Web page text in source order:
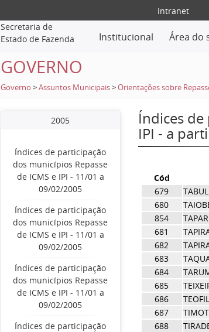
Intranet
Secretaria de
Estado de Fazenda
Institucional Área do
GOVERNO
Governo >Assuntos Municipais >Orientações sobre
2005
Índices de participação
dos municípios Repasse
de ICMS e IPI - 11/01 a
09/02/2005
Índices de participação
dos municípios Repasse
de ICMS e IPI - 11/01 a
09/02/2005
Índices de participação
dos municípios Repasse
de ICMS e IPI - 11/01 a
09/02/2005
Índices de participação
Índices
IPI - a
Cód
679
680
854
681
682
683
684
685
686
687
688